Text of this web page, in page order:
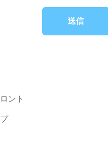
ント
送信